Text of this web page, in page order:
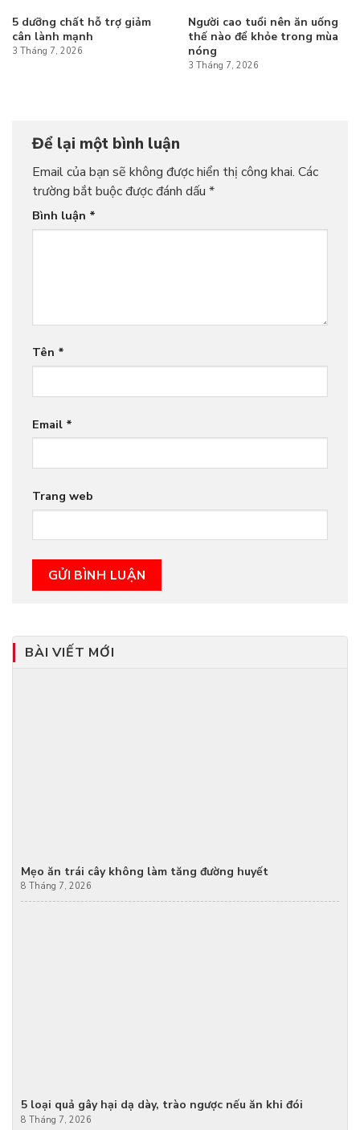
5 dưỡng chất hỗ trợ giảm
cân lành mạnh
3 Tháng 7, 2026
Người cao tuổi nên ăn uống
thế nào để khỏe trong mùa
nóng
3 Tháng 7, 2026
Để lại một bình luận
Email của bạn sẽ không được hiển thị công khai. Các
trường bắt buộc được đánh dấu *
Bình luận *
Tên *
Email *
Trang web
BÀI VIẾT MỚI
Mẹo ăn trái cây không làm tăng đường huyết
8 Tháng 7, 2026
5 loại quả gây hại dạ dày, trào ngược nếu ăn khi đói
8 Tháng 7, 2026